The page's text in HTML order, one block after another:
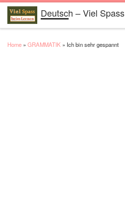
Skip to contentDeutsch – Viel Spass
Home » GRAMMATIK » Ich bin sehr gespannt